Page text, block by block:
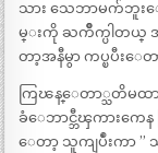
သား သေဘာမက်ဘူး
မ္းကို ႀကိဳက္ပါတယ္
တာ့အနီမွာ ကပ္ၿပီးေတ
ကြၽန္ေတာ္သတိမထ
ခံေဘာင္ဘီၾကားကေ
ေတာ့ သူကျပဳံးကာ ”